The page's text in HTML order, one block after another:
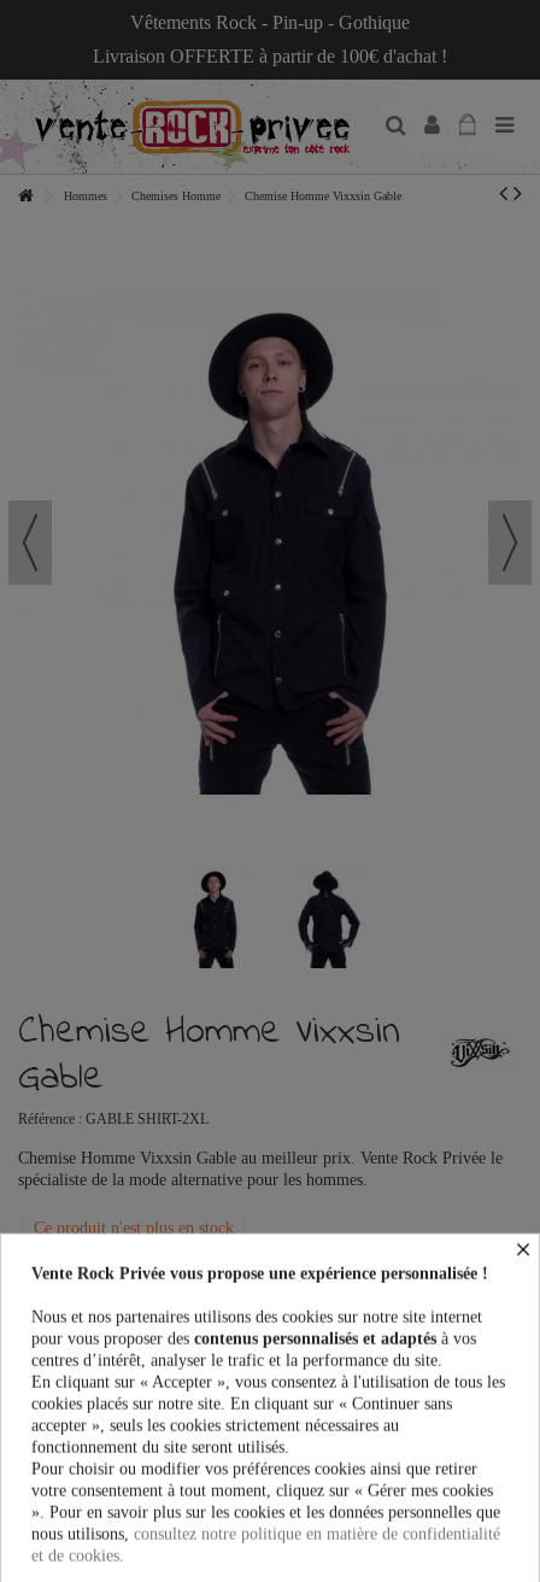
Vêtements Rock - Pin-up - Gothique
Livraison OFFERTE à partir de 100€ d'achat !
Hommes Chemises Homme Chemise Homme Vixxsin Gable
Chemise Homme Vixxsin
Gable
Référence : GABLE SHIRT-2XL
Chemise Homme Vixxsin Gable au meilleur prix. Vente Rock Privée le
spécialiste de la mode alternative pour les hommes.
Ce produit n'est plus en stock
PRÉVENEZ-MOI LORSQUE LE PRODUIT EST DISPONIBLE
Taille:
47,90 €
×
Vente Rock Privée vous propose une expérience personnalisée !
Nous et nos partenaires utilisons des cookies sur notre site internet
pour vous proposer des contenus personnalisés et adaptés à vos
centres d’intérêt, analyser le trafic et la performance du site.
En cliquant sur « Accepter », vous consentez à l'utilisation de tous les
cookies placés sur notre site. En cliquant sur « Continuer sans
accepter », seuls les cookies strictement nécessaires au
fonctionnement du site seront utilisés.
Pour choisir ou modifier vos préférences cookies ainsi que retirer
votre consentement à tout moment, cliquez sur « Gérer mes cookies
». Pour en savoir plus sur les cookies et les données personnelles que
nous utilisons, consultez notre politique en matière de confidentialité
et de cookies.